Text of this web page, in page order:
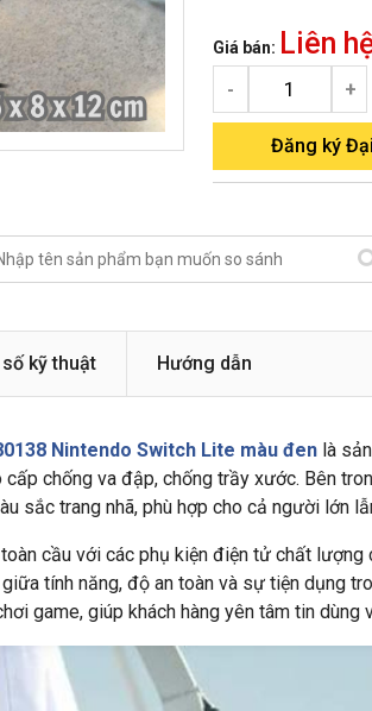
Giá bán: Liên
- +
Đăng ký
kỹ thuật Hướng dẫn
Nintendo Switch Lite màu đen là
cấp chống va đập, chống trầy xước. Bên
sắc trang nhã, phù hợp cho cả người lớn
cầu với các phụ kiện điện tử chất
tính năng, độ an toàn và sự tiện dụng
game, giúp khách hàng yên tâm tin dùng